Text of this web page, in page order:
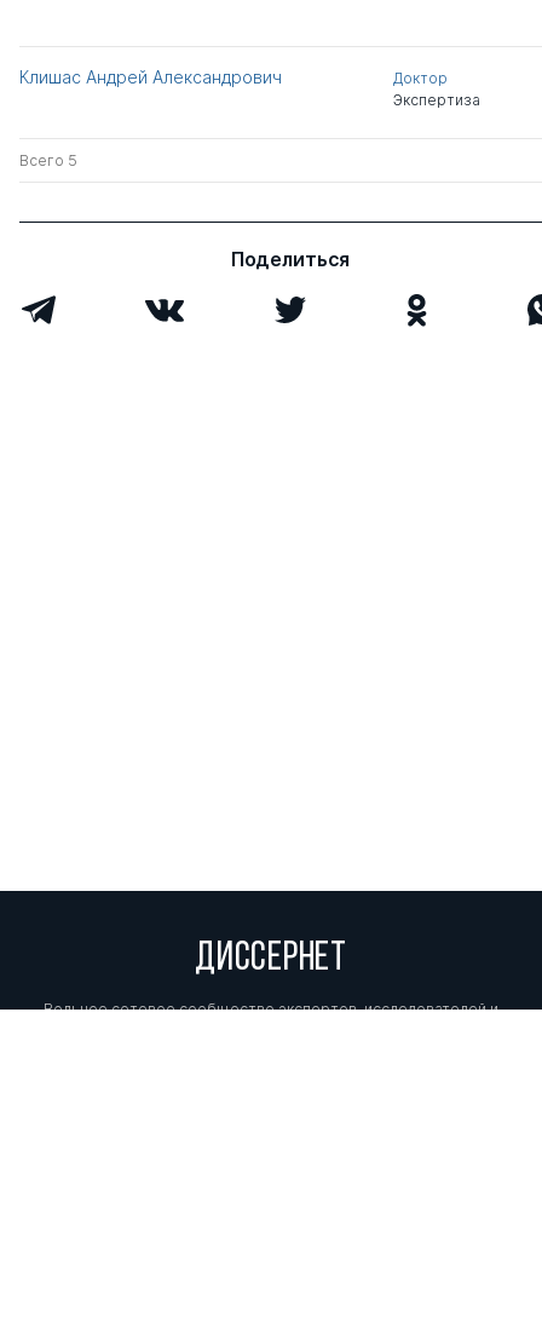
Клишас Андрей Александрович
Доктор
Экспертиза
Всего 5
Поделиться
ДИССЕРНЕТ
Вольное сетевое сообщество экспертов, исследователей и